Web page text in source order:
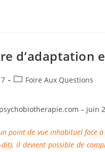
d’adaptation
PostFoire Aux Questions
– juin
point de vue inhabituel face
il devient possible de